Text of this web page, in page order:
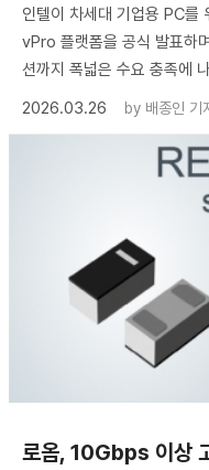
인텔이 차세대 기업용 PC를
vPro 플랫폼을 공식 발표하
션까지 폭넓은 수요 충족에
2026.03.26
by 배종인 기
로옴, 10Gbps 이상